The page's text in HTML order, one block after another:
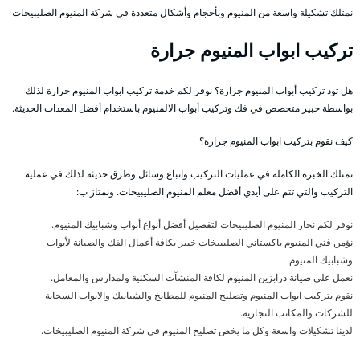
نمتلك تشكيلة واسعة من المنيوم وبأحجام وأشكال متعددة في شركة المنيوم الصليبيخات
تركيب ابواب المنيوم جرارة
هل تود تركيب أبواب المنيوم جرارة؟ نوفر لكم خدمة تركيب ابواب المنيوم جرارة لذلك
بواسطة خبير متخصص في فك وتركيب أبواب الالمنيوم باستخدام أفضل المعدات الحديثة.
كيف نقوم بتركيب ابواب المنيوم جرارة؟
نمتلك الخبرة الكاملة في عمليات التركيب واتباع وسائل وطرق حديثة لذلك في عملية
التركيب والتي تتم على أيدي أفضل معلم المنيوم الصليبيخات. ونمتاز ب:
نوفر لكم نجار المنيوم الصليبيخات لتفصيل أفضل أنواع أبواب وشبابيك المنيوم.
نؤمن فني المنيوم باكستاني الصليبيخات خبير بكافة أعمال الفك والصيانة لأبواب
وشبابيك المنيوم
نعمل على صيانة درابزين المنيوم لكافة المنشآت السكنية ولمدارس والمعامل.
نقوم بتركيب ابواب المنيوم وتصليح المنيوم للمطابخ والشبابيك والابواب السحابة
للشركات والمكاتب التجارية.
لدينا تشكيلات واسعة وكل ما يخص تصليح المنيوم في شركة المنيوم الصليبيخات.